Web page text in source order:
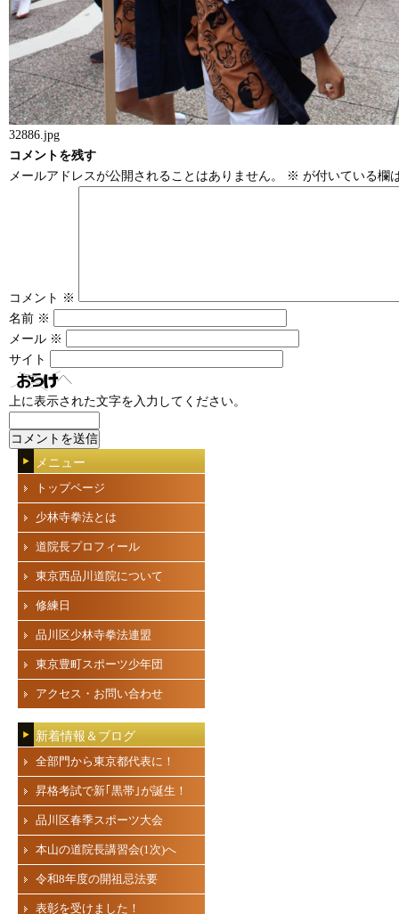
32886.jpg
コメントを残す
メールアドレスが公開されることはありません。
※ が付いている欄
コメント ※
名前 ※
メール ※
サイト
上に表示された文字を入力してください。
メニュー
トップページ
少林寺拳法とは
道院長プロフィール
東京西品川道院について
修練日
品川区少林寺拳法連盟
東京豊町スポーツ少年団
アクセス・お問い合わせ
新着情報＆ブログ
全部門から東京都代表に！
昇格考試で新｢黒帯｣が誕生！
品川区春季スポーツ大会
本山の道院長講習会(1次)へ
令和8年度の開祖忌法要
表彰を受けました！